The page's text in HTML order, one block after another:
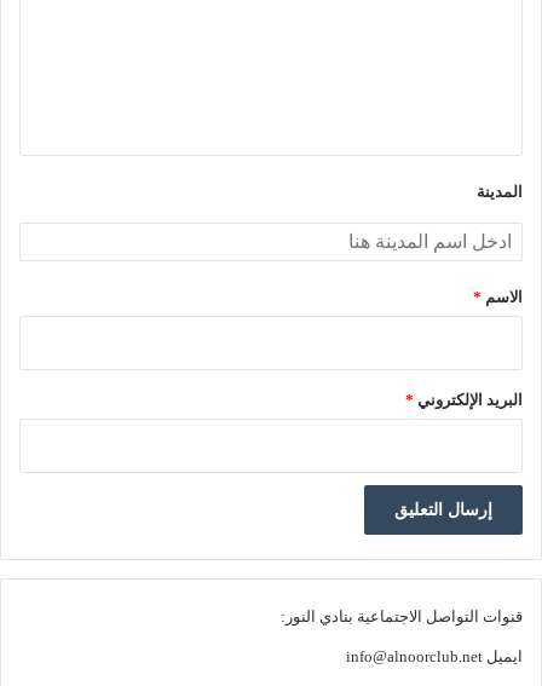
المدينة
الاسم *
البريد الإلكتروني *
قنوات التواصل الاجتماعية بنادي النور:
ايميل info@alnoorclub.net